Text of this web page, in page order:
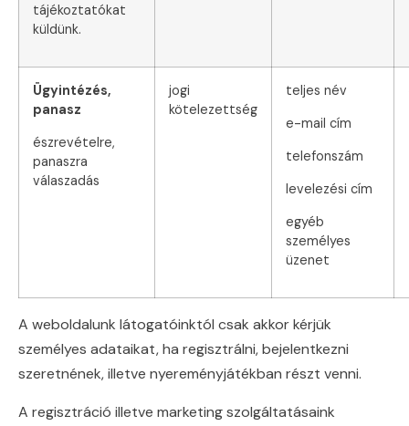
tájékoztatókat
küldünk.
Ügyintézés,
panasz
észrevételre,
panaszra
válaszadás
jogi
kötelezettség
teljes név
e-mail cím
telefonszám
levelezési cím
egyéb
személyes
üzenet
A weboldalunk látogatóinktól csak akkor kérjük
személyes adataikat, ha regisztrálni, bejelentkezni
szeretnének, illetve nyereményjátékban részt venni.
A regisztráció illetve marketing szolgáltatásaink